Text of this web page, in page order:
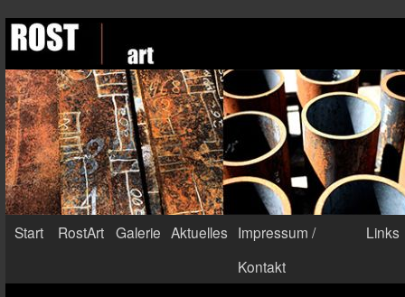
Start RostArt Galerie Aktuelles Impressum /
Kontakt
Links